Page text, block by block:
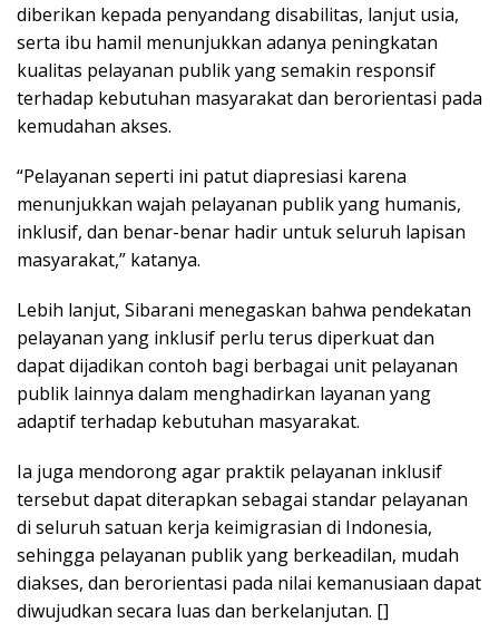
diberikan kepada penyandang disabilitas, lanjut usia,
serta ibu hamil menunjukkan adanya peningkatan
kualitas pelayanan publik yang semakin responsif
terhadap kebutuhan masyarakat dan berorientasi pada
kemudahan akses.
“Pelayanan seperti ini patut diapresiasi karena
menunjukkan wajah pelayanan publik yang humanis,
inklusif, dan benar-benar hadir untuk seluruh lapisan
masyarakat,” katanya.
Lebih lanjut, Sibarani menegaskan bahwa pendekatan
pelayanan yang inklusif perlu terus diperkuat dan
dapat dijadikan contoh bagi berbagai unit pelayanan
publik lainnya dalam menghadirkan layanan yang
adaptif terhadap kebutuhan masyarakat.
Ia juga mendorong agar praktik pelayanan inklusif
tersebut dapat diterapkan sebagai standar pelayanan
di seluruh satuan kerja keimigrasian di Indonesia,
sehingga pelayanan publik yang berkeadilan, mudah
diakses, dan berorientasi pada nilai kemanusiaan dapat
diwujudkan secara luas dan berkelanjutan. []